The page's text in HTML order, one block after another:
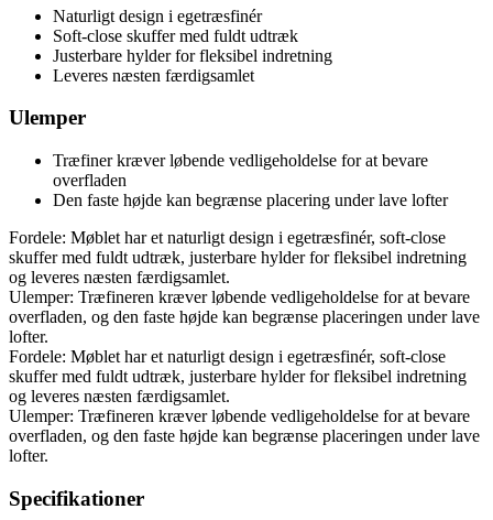
Naturligt design i egetræsfinér
Soft-close skuffer med fuldt udtræk
Justerbare hylder for fleksibel indretning
Leveres næsten færdigsamlet
Ulemper
Træfiner kræver løbende vedligeholdelse for at bevare
overfladen
Den faste højde kan begrænse placering under lave lofter
Fordele: Møblet har et naturligt design i egetræsfinér, soft-close
skuffer med fuldt udtræk, justerbare hylder for fleksibel indretning
og leveres næsten færdigsamlet.
Ulemper: Træfineren kræver løbende vedligeholdelse for at bevare
overfladen, og den faste højde kan begrænse placeringen under lave
lofter.
Fordele: Møblet har et naturligt design i egetræsfinér, soft-close
skuffer med fuldt udtræk, justerbare hylder for fleksibel indretning
og leveres næsten færdigsamlet.
Ulemper: Træfineren kræver løbende vedligeholdelse for at bevare
overfladen, og den faste højde kan begrænse placeringen under lave
lofter.
Specifikationer